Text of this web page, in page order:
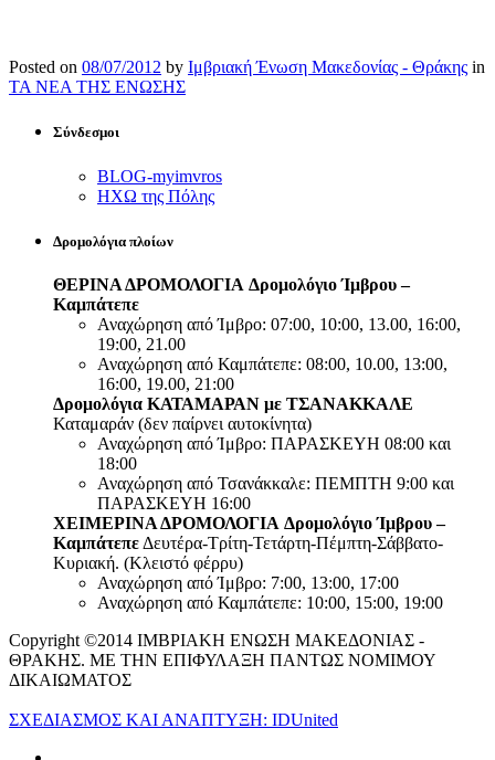
Posted on 08/07/2012 by Ιμβριακή Ένωση Μακεδονίας - Θράκης in
ΤΑ ΝΕΑ ΤΗΣ ΕΝΩΣΗΣ
Σύνδεσμοι
BLOG-myimvros
ΗΧΩ της Πόλης
Δρομολόγια πλοίων
ΘΕΡΙΝΑ ΔΡΟΜΟΛΟΓΙΑ Δρομολόγιο Ίμβρου –
Καμπάτεπε
Αναχώρηση από Ίμβρο: 07:00, 10:00, 13.00, 16:00,
19:00, 21.00
Αναχώρηση από Καμπάτεπε: 08:00, 10.00, 13:00,
16:00, 19.00, 21:00
Δρομολόγια ΚΑΤΑΜΑΡΑΝ με ΤΣΑΝΑΚΚΑΛΕ
Καταμαράν (δεν παίρνει αυτοκίνητα)
Αναχώρηση από Ίμβρο: ΠΑΡΑΣΚΕΥΗ 08:00 και
18:00
Αναχώρηση από Τσανάκκαλε: ΠΕΜΠΤΗ 9:00 και
ΠΑΡΑΣΚΕΥΗ 16:00
ΧΕΙΜΕΡΙΝΑ ΔΡΟΜΟΛΟΓΙΑ Δρομολόγιο Ίμβρου –
Καμπάτεπε Δευτέρα-Τρίτη-Τετάρτη-Πέμπτη-Σάββατο-
Κυριακή. (Κλειστό φέρρυ)
Αναχώρηση από Ίμβρο: 7:00, 13:00, 17:00
Αναχώρηση από Καμπάτεπε: 10:00, 15:00, 19:00
Copyright ©2014 ΙΜΒΡΙΑΚΗ ΕΝΩΣΗ ΜΑΚΕΔΟΝΙΑΣ -
ΘΡΑΚΗΣ. ΜΕ ΤΗΝ ΕΠΙΦΥΛΑΞΗ ΠΑΝΤΩΣ ΝΟΜΙΜΟΥ
ΔΙΚΑΙΩΜΑΤΟΣ
ΣΧΕΔΙΑΣΜΟΣ ΚΑΙ ΑΝΑΠΤΥΞΗ: IDUnited